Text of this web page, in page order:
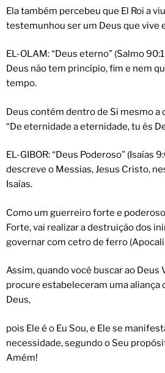
Ela também percebeu que El Roi a
testemunhou ser um Deus que vive
EL-OLAM: “Deus eterno” (Salmo
Deus não tem princípio, fim e nem
tempo.
Deus contém dentro de Si mesmo a
“De eternidade a eternidade, tu és
EL-GIBOR: “Deus Poderoso” (Isaías
descreve o Messias, Jesus Cristo,
Isaías.
Como um guerreiro forte e
Forte, vai realizar a destruição dos
governar com cetro de ferro
Assim, quando você buscar ao Deus
procure estabeleceram uma aliança
Deus,
pois Ele é o Eu Sou, e Ele se
necessidade, segundo o Seu
Amém!